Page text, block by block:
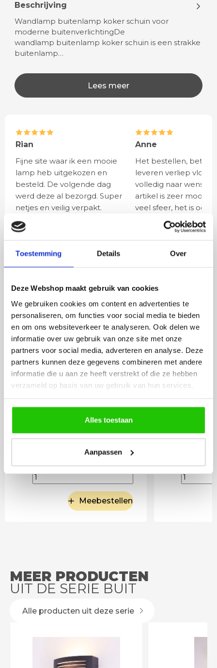
Toestemming Details Over
Deze Webshop maakt gebruik van cookies
We gebruiken cookies om content en advertenties te
personaliseren, om functies voor social media te bieden
en om ons websiteverkeer te analyseren. Ook delen we
informatie over uw gebruik van onze site met onze
partners voor social media, adverteren en analyse. Deze
partners kunnen deze gegevens combineren met andere
informatie die u aan ze heeft verstrekt of die ze hebben
verzameld op basis van uw gebruik van hun services.
Alles toestaan
Aanpassen
Beschrijving
Wandlamp buitenlamp koker schuin voor
moderne buitenverlichtingDe
wandlamp buitenlamp koker schuin is een strakke
buitenlamp…
Lees meer
Rian
Fijne site waar ik een mooie
lamp heb uitgekozen en
besteld. De volgende dag
werd deze al bezorgd. Super
netjes en veilig verpakt.
Anne
Het bestellen,
leveren verliep vlot en
volledig naar wens.
artikel is zeer mooi
veel sfeer, het is ook
eenvoudig te
BESTELINCLUSIEF
LICHTBRONNEN
LED kogel 3Watt
2700K E27 Mat
5,95
Incl. BTW
Meebestellen
LED
2700K
dimbaar
MEER PRODUCTEN
UIT DE SERIE BUIT
Alle producten uit deze serie